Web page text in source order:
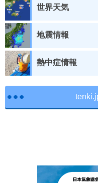
世界天気
地震情報
熱中症情報